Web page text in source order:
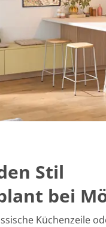
Stil
bei
Küchenzeile